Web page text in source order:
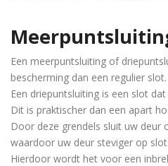
Een meerpuntsluiting of
bescherming dan een regulier slot.
Een driepuntsluiting is een slot
Dit is praktischer dan een apart
Door deze grendels sluit uw deur
waardoor uw deur steviger op
Hierdoor wordt het voor een